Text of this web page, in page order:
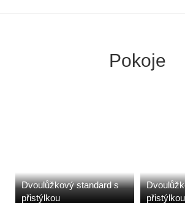
Pokoje
Dvoulůžkový standard s
přistýlkou